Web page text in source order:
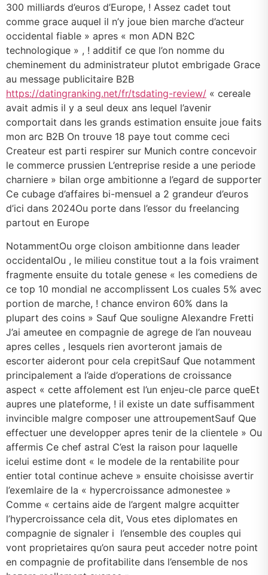
300 milliards d’euros d’Europe, ! Assez cadet tout
comme grace auquel il n’y joue bien marche d’acteur
occidental fiable » apres « mon ADN B2C
technologique » , ! additif ce que l’on nomme du
cheminement du administrateur plutot embrigade Grace
au message publicitaire B2B
https://datingranking.net/fr/tsdating-review/ « cereale
avait admis il y a seul deux ans lequel l’avenir
comportait dans les grands estimation ensuite joue faits
mon arc B2B On trouve 18 paye tout comme ceci
Createur est parti respirer sur Munich contre concevoir
le commerce prussien L’entreprise reside a une periode
charniere » bilan orge ambitionne a l’egard de supporter
Ce cubage d’affaires bi-mensuel a 2 grandeur d’euros
d’ici dans 2024Ou porte dans l’essor du freelancing
partout en Europe
NotammentOu orge cloison ambitionne dans leader
occidentalOu , le milieu constitue tout a la fois vraiment
fragmente ensuite du totale genese « les comediens de
ce top 10 mondial ne accomplissent Los cuales 5% avec
portion de marche, ! chance environ 60% dans la
plupart des coins » Sauf Que souligne Alexandre Fretti
J’ai ameutee en compagnie de agrege de l’an nouveau
apres celles , lesquels rien avorteront jamais de
escorter aideront pour cela crepitSauf Que notamment
principalement a l’aide d’operations de croissance
aspect « cette affolement est l’un enjeu-cle parce queEt
aupres une plateforme, ! il existe un date suffisamment
invincible malgre composer une attroupementSauf Que
effectuer une developper apres tenir de la clientele » Ou
affermis Ce chef astral C’est la raison pour laquelle
icelui estime dont « le modele de la rentabilite pour
entier total continue acheve » ensuite choisisse avertir
l’exemlaire de la « hypercroissance admonestee »
Comme « certains aide de l’argent malgre acquitter
l’hypercroissance cela dit, Vous etes diplomates en
compagnie de signaler i l’ensemble des couples qui
vont proprietaires qu’on saura peut acceder notre point
en compagnie de profitabilite dans l’ensemble de nos